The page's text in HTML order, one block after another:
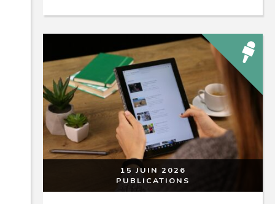
15 JUIN 2026
PUBLICATIONS